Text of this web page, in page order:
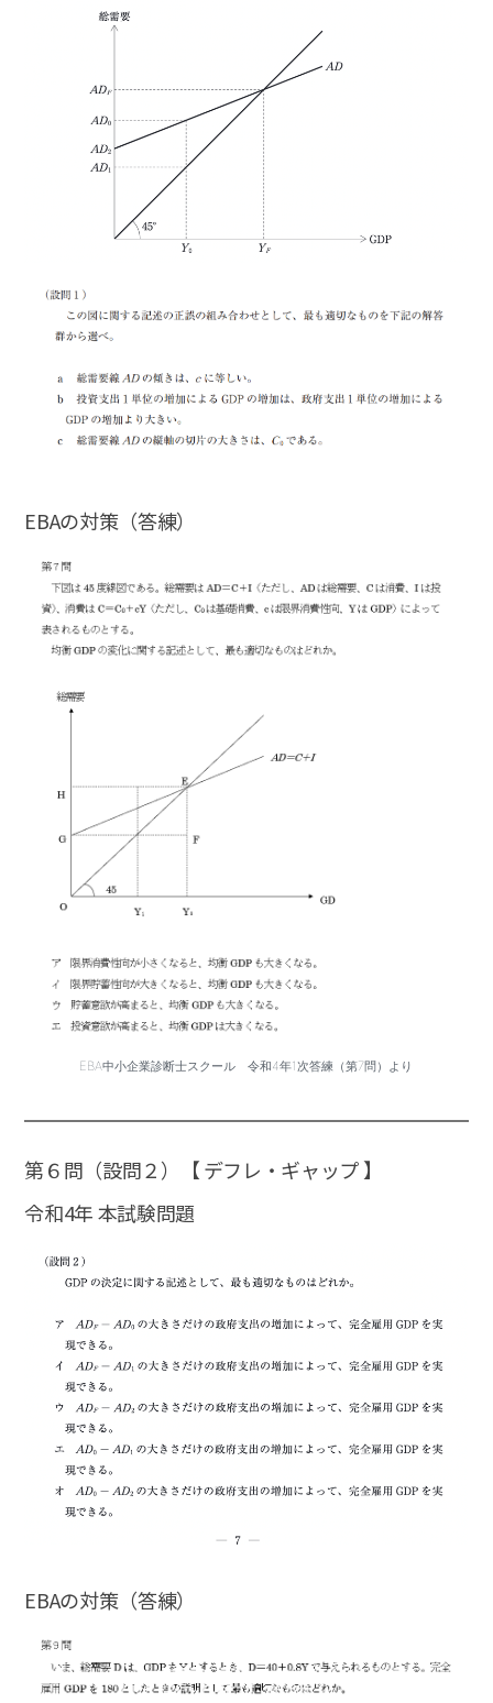
EBAの対策（答練）
EBA中小企業診断士スクール 令和4年1次答練（第7問）より
第６問（設問２）【 デフレ・ギャップ 】
令和4年 本試験問題
EBAの対策（答練）